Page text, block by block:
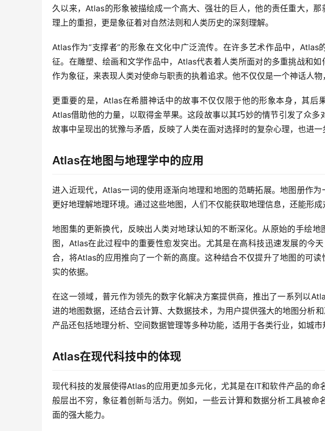
久以来，Atlas的形象被描绘成一个高大、强壮的巨人，他的责任重大，
理上的重担，更是象征着对自然法则和人类历史的深刻理解。
Atlas作为“支撑者”的形象在文化中广泛流传。在许多艺术作品中，Atlas
征。在雕塑、绘画和文学作品中，Atlas代表着人类所面对的多重挑战和
作为象征，来表现人类对使命与职责的执着追求。他不仅仅是一个神话人物
更重要的是，Atlas在希腊神话中的故事不仅仅限于他的形象本身，其后
Atlas借助他的力量，以取得金苹果。这段故事以其巧妙的情节引发了众
故事中呈现出的犹豫与矛盾，反映了人类在面对选择时的复杂心理，也进一
Atlas在地图与地理学中的应用
进入近现代，Atlas一词的使用逐渐向地理和地图的范畴拓展。地图册作
更好地理解地理环境。通过这些地图，人们不仅能获取地理信息，还能形成
地图集的更新换代，反映出人类对地球认知的不断深化。从原始的手绘
图，Atlas在此过程中的重要性愈发突出。尤其是在高科技迅速发展的今
合，将Atlas的应用推向了一个新的高度。这种结合不仅提升了地图的可
实的依据。
在这一领域，普元作为领先的数字化解决方案提供商，推出了一系列以
进的地图数据，还结合云计算、大数据技术，为用户提供强大的地图分析
产品还包括地理分析、空间数据管理等多种功能，适用于各类行业，如城市
Atlas在现代科技中的体现
现代科技的发展使得Atlas的应用更加多元化，尤其是在IT和软件产品的
般层出不穷，象征着创新与活力。例如，一些云计算和数据分析工具被命
面的强大能力。